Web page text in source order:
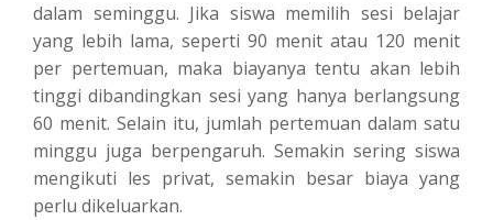
dalam seminggu. Jika siswa memilih sesi belajar
yang lebih lama, seperti 90 menit atau 120 menit
per pertemuan, maka biayanya tentu akan lebih
tinggi dibandingkan sesi yang hanya berlangsung
60 menit. Selain itu, jumlah pertemuan dalam satu
minggu juga berpengaruh. Semakin sering siswa
mengikuti les privat, semakin besar biaya yang
perlu dikeluarkan.